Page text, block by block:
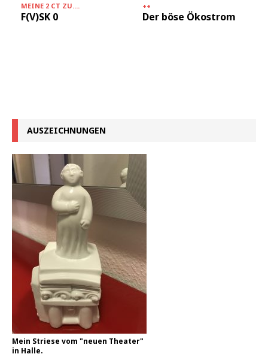
MEINE 2 CT ZU....
F(V)SK 0
++
Der böse Ökostrom
AUSZEICHNUNGEN
Mein Striese vom "neuen Theater"
in Halle.